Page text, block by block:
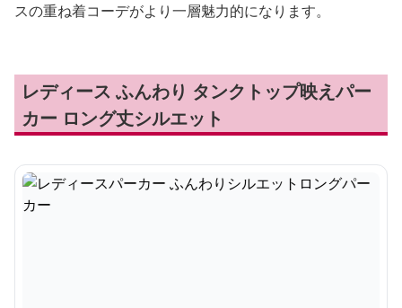
スの重ね着コーデがより一層魅力的になります。
レディース ふんわり タンクトップ映えパー
カー ロング丈シルエット